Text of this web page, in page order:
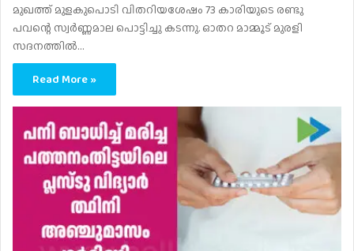
മുഖത്ത് മുളകുപൊടി വിതറിയശേഷം 73 കാരിയുടെ രണ്ടു
പവന്റെ സ്വർണ്ണമാല പൊട്ടിച്ചു കടന്നു. ഓതറ മാമ്മൂട് മുരളി
സദനത്തിൽ…
Read More »